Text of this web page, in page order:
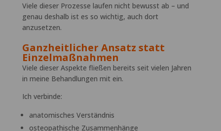
Viele dieser Prozesse laufen nicht bewusst ab – und
genau deshalb ist es so wichtig, auch dort
anzusetzen.
Ganzheitlicher Ansatz statt
Einzelmaßnahmen
Viele dieser Aspekte fließen bereits seit vielen Jahren
in meine Behandlungen mit ein.
Ich verbinde:
anatomisches Verständnis
osteopathische Zusammenhänge